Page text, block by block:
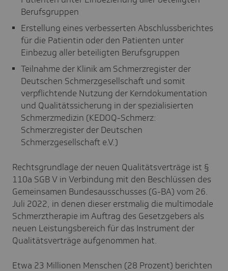
Berufsgruppen
Erstellung eines verbesserten Abschlussberichtes
für die Patientin oder den Patienten unter
Einbezug aller beteiligten Berufsgruppen
Teilnahme der Klinik am Schmerzregister der
Deutschen Schmerzgesellschaft und somit
verpflichtende Nutzung der Kerndokumentation
und Qualitätssicherung in der spezialisierten
Schmerzmedizin (KEDOQ-Schmerz:
Schmerzregister der Deutschen
Schmerzgesellschaft e.V.)
Rechtsgrundlage der neuen Qualitätsverträge ist §
110a SGB V in Verbindung mit den Beschlüssen des
Gemeinsamen Bundesausschusses (G-BA) vom 26.
Juli 2022, in denen dieser erstmalig die multimodale
Schmerztherapie im Auftrag des Gesetzgebers als
neuen Leistungsbereich für das Instrument der
Qualitätsverträge aufgenommen hat.
Etwa 23 Millionen Menschen (28 Prozent) berichten